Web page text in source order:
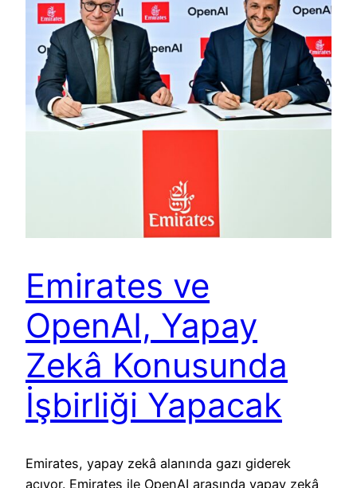
Emirates ve
OpenAI, Yapay
Zekâ Konusunda
İşbirliği Yapacak
Emirates, yapay zekâ alanında gazı giderek
açıyor. Emirates ile OpenAI arasında yapay zekâ